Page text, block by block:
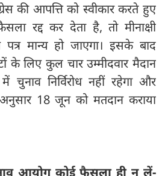
की आपत्ति को स्वीकार करते हुए
रद्द कर देता है, तो मीनाक्षी
मान्य हो जाएगा। इसके बाद
के लिए कुल चार उम्मीदवार मैदान
चुनाव निर्विरोध नहीं रहेगा और
अनुसार 18 जून को मतदान कराया
आयोग कोई फैसला ही न लें-